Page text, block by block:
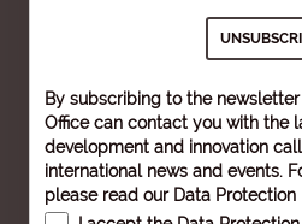
By subscribing to the
Office can contact you with the
development and innovation
international news and events.
please read our Data Protection